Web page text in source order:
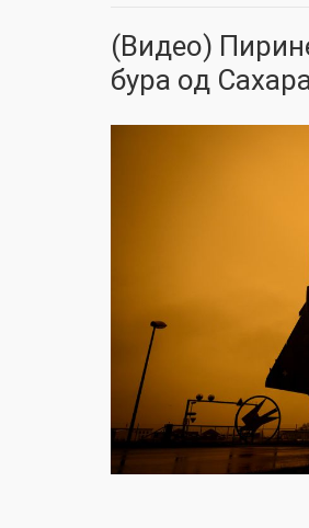
(Видео)
бура од